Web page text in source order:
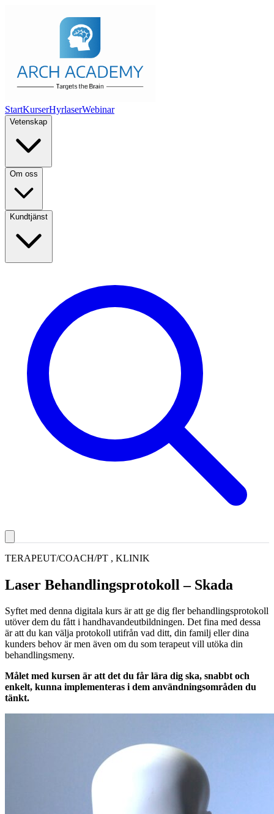
StartKurserHyrlaserWebinar
Vetenskap
Om oss
Kundtjänst
TERAPEUT/COACH/PT , KLINIK
Laser Behandlingsprotokoll – Skada
Syftet med denna digitala kurs är att ge dig fler behandlingsprotokoll
utöver dem du fått i handhavandeutbildningen. Det fina med dessa
är att du kan välja protokoll utifrån vad ditt, din familj eller dina
kunders behov är men även om du som terapeut vill utöka din
behandlingsmeny.
Målet med kursen är att det du får lära dig ska, snabbt och
enkelt, kunna implementeras i dem användningsområden du
tänkt.